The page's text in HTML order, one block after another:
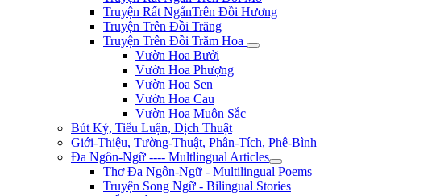
Truyện Rất NgắnTrên Đồi Hương
Truyện Trên Đồi Trăng
Truyện Trên Đồi Trăm Hoa
Vườn Hoa Bưởi
Vườn Hoa Phượng
Vườn Hoa Sen
Vườn Hoa Cau
Vườn Hoa Muôn Sắc
Bút Ký, Tiểu Luận, Dịch Thuật
Giới-Thiệu, Tường-Thuật, Phân-Tích, Phê-Bình
Đa Ngôn-Ngữ ---- Multlingual Articles
Thơ Đa Ngôn-Ngữ - Multilingual Poems
Truyện Song Ngữ - Bilingual Stories